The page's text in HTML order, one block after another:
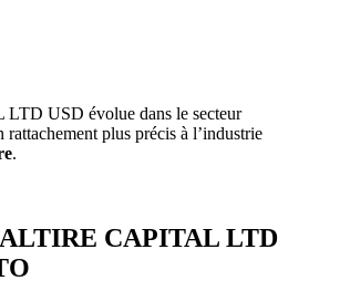
USD évolue dans le secteur
rattachement plus précis à l’industrie
.
CAPITAL LTD